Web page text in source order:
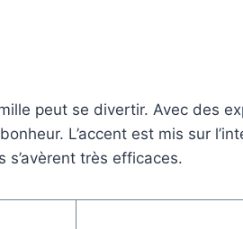
peut se divertir. Avec des
L’accent est mis sur
très efficaces.